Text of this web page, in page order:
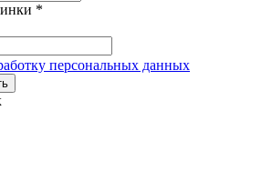
*
персональных данных